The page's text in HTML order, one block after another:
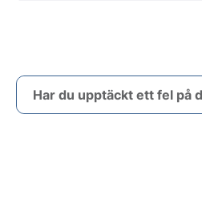
Har du upptäckt ett fel på